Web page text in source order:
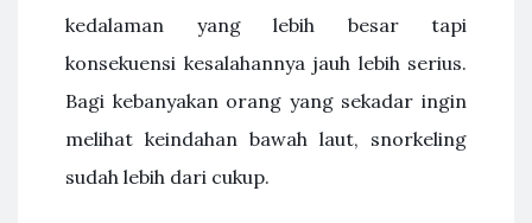
kedalaman yang lebih besar tapi
konsekuensi kesalahannya jauh lebih serius.
Bagi kebanyakan orang yang sekadar ingin
melihat keindahan bawah laut, snorkeling
sudah lebih dari cukup.